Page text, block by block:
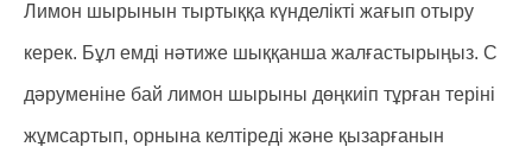
Лимон шырынын тыртыққа күнделікті жағып отыру
керек. Бұл емді нәтиже шыққанша жалғастырыңыз. С
дәруменіне бай лимон шырыны дөңкиіп тұрған теріні
жұмсартып, орнына келтіреді және қызарғанын